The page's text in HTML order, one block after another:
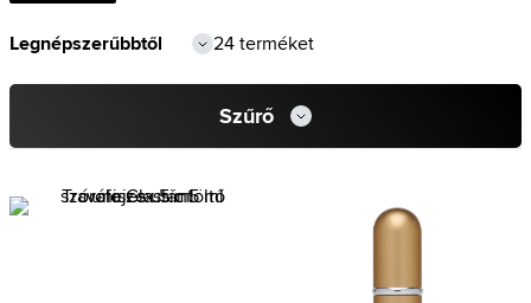
24 terméket
Szűrő